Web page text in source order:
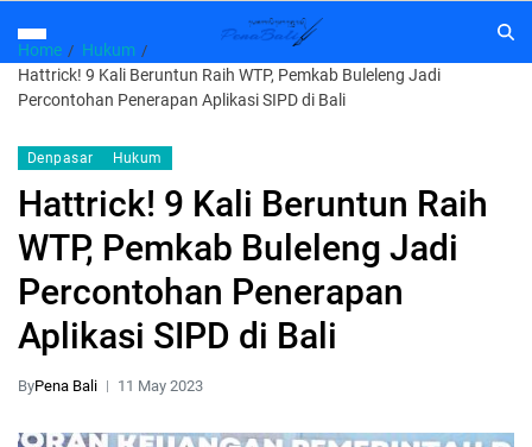
Home
Hukum
Hattrick! 9 Kali Beruntun Raih WTP, Pemkab Buleleng Jadi
Percontohan Penerapan Aplikasi SIPD di Bali
Denpasar Hukum
Hattrick! 9 Kali Beruntun Raih
WTP, Pemkab Buleleng Jadi
Percontohan Penerapan
Aplikasi SIPD di Bali
ByPena Bali 11 May 2023